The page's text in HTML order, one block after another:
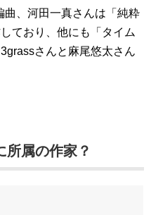
、河田一真さんは「純粋
ており、他にも「タイム
さんと麻尾悠太さん
所属の作家？